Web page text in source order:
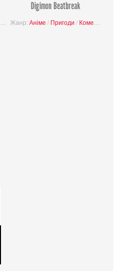
/Готика/Містика
Digimon Beatbreak
Жанр: Аніме / Пригоди / Комедія